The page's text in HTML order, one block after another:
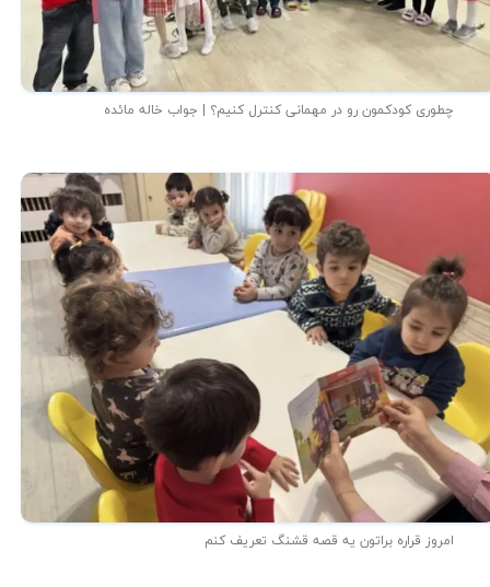
چطوری کودکمون رو در مهمانی کنترل کنیم؟ | جواب خاله مائده
امروز قراره براتون یه قصه قشنگ تعریف کنم